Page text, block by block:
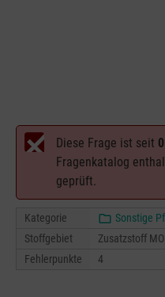
Diese Frage ist seit
Fragenkatalog
geprüft.
Kategorie
Sonstige
Stoffgebiet
Zusatzstoff
Fehlerpunkte
4